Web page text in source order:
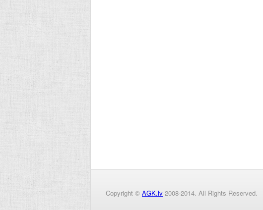
Copyright © AGK.lv 2008-2014. All Rights Reserved.